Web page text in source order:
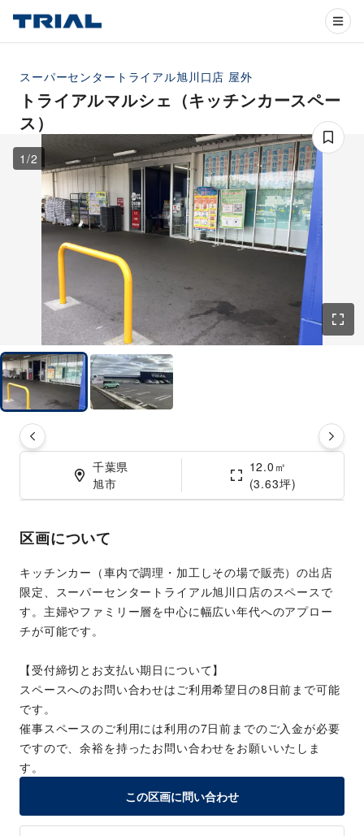
スーパーセンタートライアル旭川口店 屋外
トライアルマルシェ（キッチンカースペー
ス）
1 /2
千葉県
旭市
12.0㎡
(3.63坪)
区画について
キッチンカー（車内で調理・加工しその場で販売）の出店
限定、スーパーセンタートライアル旭川口店のスペースで
す。主婦やファミリー層を中心に幅広い年代へのアプロー
チが可能です。
【受付締切とお支払い期日について】
スペースへのお問い合わせはご利用希望日の8日前まで可能
です。
催事スペースのご利用には利用の7日前までのご入金が必要
ですので、余裕を持ったお問い合わせをお願いいたしま
す。
この区画に問い合わせ